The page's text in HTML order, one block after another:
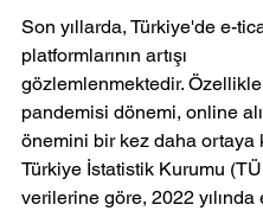
Son yıllarda, Türkiye'de e-
platformlarının artışı
gözlemlenmektedir.
pandemisi dönemi, online
önemini bir kez daha ortaya
Türkiye İstatistik Kurumu
verilerine göre, 2022 yılında